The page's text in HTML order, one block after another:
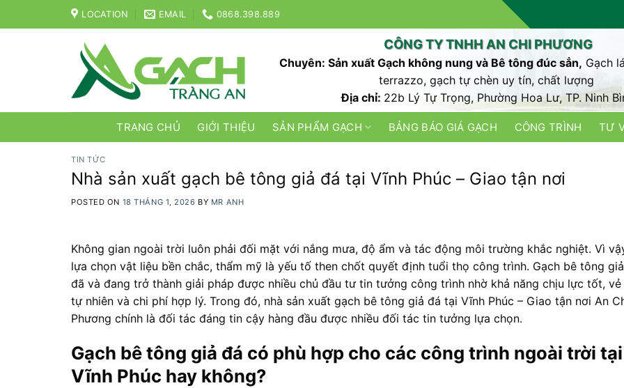
to
LOCATION EMAIL 0868.398.889
CÔNG TY TNHH AN CHI PHƯƠNG
Chuyên: Sản xuất Gạch không nung và Bê tông đúc sẳn, Gạch
terrazzo, gạch tự chèn uy tín, chất lượng
Địa chỉ: 22b Lý Tự Trọng, Phường Hoa Lư, TP. Ninh
TRANG CHỦ GIỚI THIỆU SẢN PHẨM GẠCH BẢNG BÁO GIÁ GẠCH CÔNG TRÌNH TƯ
TIN TỨC
Nhà sản xuất gạch bê tông giả đá tại Vĩnh Phúc – Giao tận nơi
POSTED ON 18 THÁNG 1, 2026 BY MR ANH
Không gian ngoài trời luôn phải đối mặt với nắng mưa, độ ẩm và tác động môi trường khắc nghiệt. Vì
lựa chọn vật liệu bền chắc, thẩm mỹ là yếu tố then chốt quyết định tuổi thọ công trình. Gạch bê tông
đã và đang trở thành giải pháp được nhiều chủ đầu tư tin tưởng công trình nhờ khả năng chịu lực tốt, vẻ
tự nhiên và chi phí hợp lý. Trong đó, nhà sản xuất gạch bê tông giả đá tại Vĩnh Phúc – Giao tận nơi An
Phương chính là đối tác đáng tin cậy hàng đầu được nhiều đối tác tin tưởng lựa chọn.
Gạch bê tông giả đá có phù hợp cho các công trình ngoài trời tại
Vĩnh Phúc hay không?